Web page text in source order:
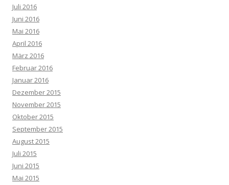
Juli 2016
Juni 2016
Mai 2016
April 2016
März 2016
Februar 2016
Januar 2016
Dezember 2015
November 2015
Oktober 2015
September 2015
August 2015
Juli 2015
Juni 2015
Mai 2015